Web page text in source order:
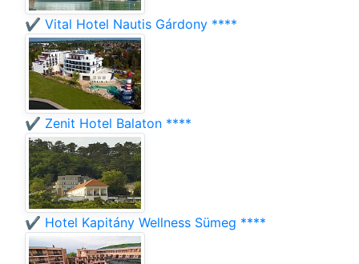
✔️ Vital Hotel Nautis Gárdony ****
✔️ Zenit Hotel Balaton ****
✔️ Hotel Kapitány Wellness Sümeg ****